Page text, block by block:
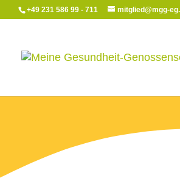
+49 231 586 99 - 711 mitglied@mgg-